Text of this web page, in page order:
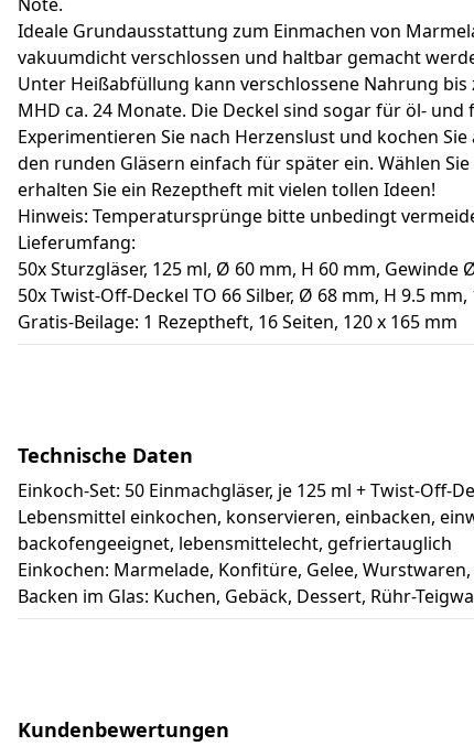
Ideale Grundausstattung zum Einmachen von
vakuumdicht verschlossen und haltbar gemacht
Unter Heißabfüllung kann verschlossene Nahrung
MHD ca. 24 Monate. Die Deckel sind sogar für öl-
Experimentieren Sie nach Herzenslust und kochen
den runden Gläsern einfach für später ein. Wählen
erhalten Sie ein Rezeptheft mit vielen tollen Ideen!
Hinweis: Temperatursprünge bitte unbedingt
Lieferumfang:
50x Sturzgläser, 125 ml, Ø 60 mm, H 60 mm, Gewinde
50x Twist-Off-Deckel TO 66 Silber, Ø 68 mm, H 9.5 mm,
Gratis-Beilage: 1 Rezeptheft, 16 Seiten, 120 x 165 mm
Technische Daten
Einkoch-Set: 50 Einmachgläser, je 125 ml + Twist-Off-
Lebensmittel einkochen, konservieren, einbacken,
backofengeeignet, lebensmittelecht, gefriertauglich
Einkochen: Marmelade, Konfitüre, Gelee,
Backen im Glas: Kuchen, Gebäck, Dessert, Rühr-
Kundenbewertungen